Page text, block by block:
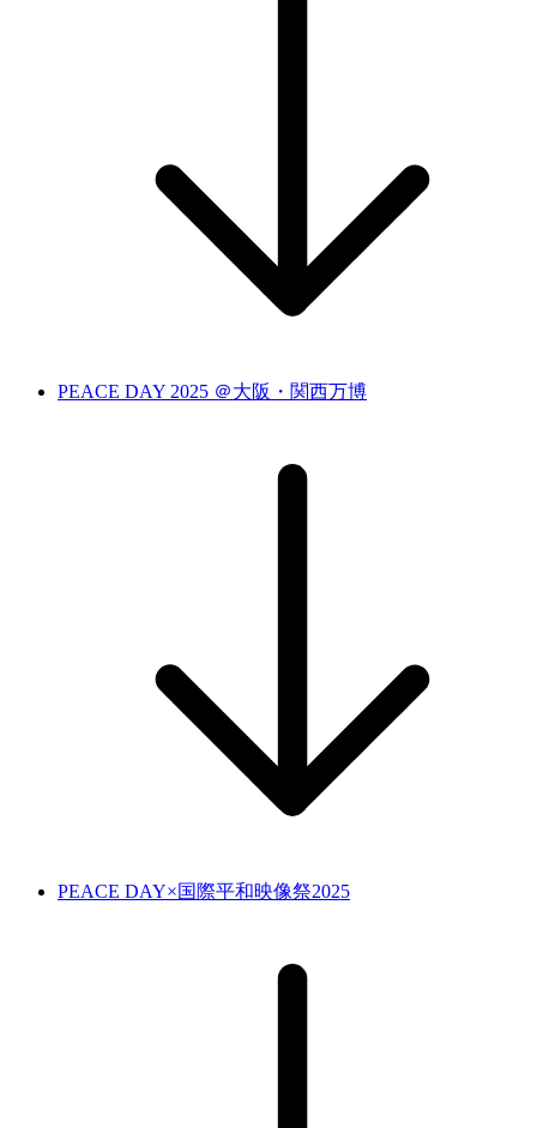
PEACE DAY 2025 ＠大阪・関西万博
PEACE DAY×国際平和映像祭2025